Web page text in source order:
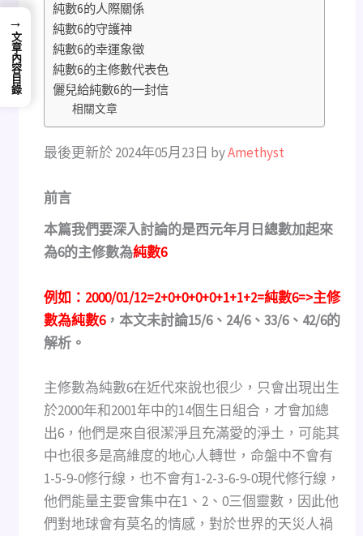
純數6的人際關係
純數6的守護神
純數6的幸運象徵
純數6的主修數代表色
儷兒給純數6的一封信
相關文章
最後更新於 2024年05月23日 byAmethyst
前言
本篇我們要深入討論的是西元年月日總數加起來
為6的主修數為純數6
例如：2000/01/12=2+0+0+0+0+1+1+2=純數6=>主修
數為純數6，本文未討論15/6、24/6、33/6、42/6的
解析。
主修數為純數6在近代來說也很少，只會出現出生
於2000年和2001年中的14個生日組合，才會加總
出6，他們是來自很潔淨且充滿愛的淨土，可能其
中也很多是高維度的地心人轉世，命盤中不會有
1-5-9-0修行線，也不會有1-2-3-6-9-0現代修行線，
他們能量主要會集中在1、2、0三個靈數，因此他
們對地球會有莫名的情感，對於世界的天災人禍
→
文章內容目錄